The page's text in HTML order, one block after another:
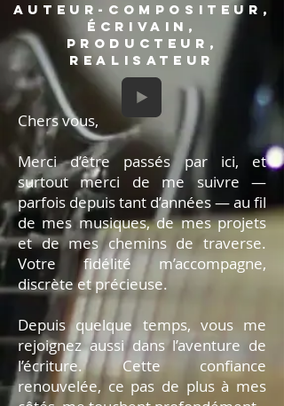
AUTEUR-COMPOSITEUR,
ÉCRIVAIN,
PRODUCTEUR,
REALISATEUR
Chers vous,
Merci d’être passés par ici, et
surtout merci de me suivre —
parfois depuis tant d’années — au fil
de mes musiques, de mes projets
et de mes chemins de traverse.
Votre fidélité m’accompagne,
discrète et précieuse.
Depuis quelque temps, vous me
rejoignez aussi dans l’aventure de
l’écriture. Cette confiance
renouvelée, ce pas de plus à mes